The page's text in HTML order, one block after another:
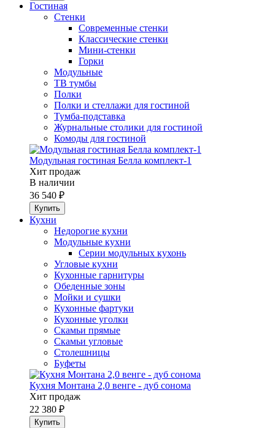
Гостиная
Стенки
Современные стенки
Классические стенки
Мини-стенки
Горки
Модульные
ТВ тумбы
Полки
Полки и стеллажи для гостиной
Тумба-подставка
Журнальные столики для гостиной
Комоды для гостиной
Модульная гостиная Белла комплект-1
Хит продаж
В наличии
36 540 ₽
Кухни
Недорогие кухни
Модульные кухни
Серии модульных кухонь
Угловые кухни
Кухонные гарнитуры
Обеденные зоны
Мойки и сушки
Кухонные фартуки
Кухонные уголки
Скамьи прямые
Скамьи угловые
Столешницы
Буфеты
Кухня Монтана 2,0 венге - дуб сонома
Хит продаж
22 380 ₽